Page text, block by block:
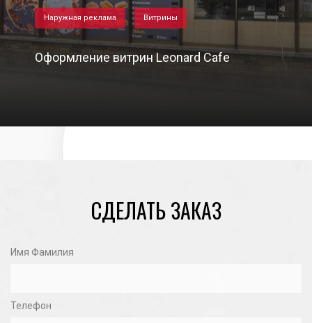
Наружная реклама Витрины
Оформление витрин Leonard Cafe
СДЕЛАТЬ ЗАКАЗ
Имя Фамилия
Телефон